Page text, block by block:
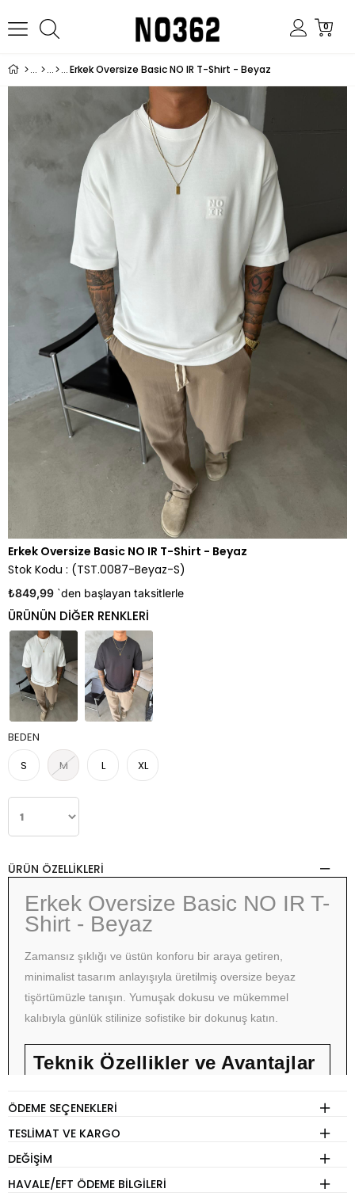
0
Erkek Oversize Basic NO IR T-Shirt - Beyaz
Erkek Oversize Basic NO IR T-Shirt - Beyaz
Stok Kodu
(TST.0087-Beyaz-S)
₺849,99 `den başlayan taksitlerle
BEDEN
S
M L XL
ÜRÜN ÖZELLIKLERI
Erkek Oversize Basic NO IR T-
Shirt - Beyaz
Zamansız şıklığı ve üstün konforu bir araya getiren,
minimalist tasarım anlayışıyla üretilmiş oversize beyaz
tişörtümüzle tanışın. Yumuşak dokusu ve mükemmel
kalıbıyla günlük stilinize sofistike bir dokunuş katın.
Teknik Özellikler ve Avantajlar
%100 Premium Pamuk
ÖDEME SEÇENEKLERI
TESLIMAT VE KARGO
DEĞIŞIM
HAVALE/EFT ÖDEME BILGILERI